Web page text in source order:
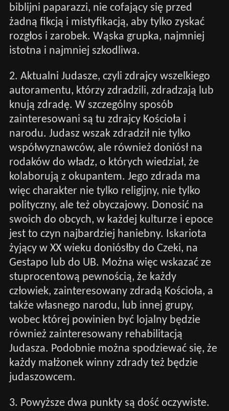
biblijni paparazzi, nie cofający się przed
żadną fikcją i mistyfikacją, aby tylko zyskać
rozgłos i zarobek. Wąska grupka, najmniej
istotna i najmniej szkodliwa.
2. Aktualni Judasze, czyli zdrajcy wszelkiego
autoramentu, którzy zdradzili, zdradzają lub
knują zdradę. W szczególny sposób
zainteresowani są tu zdrajcy Kościoła i
narodu. Judasz wszak zdradził nie tylko
współwyznawców, ale również doniósł na
rodaków do władz, o których wiedział, że
kolaborują z okupantem. Jego zdrada ma
więc charakter nie tylko religijny, nie tylko
polityczny, ale też obyczajowy. Donosić na
swoich do obcych, w każdej kulturze i epoce
jest to czyn najbardziej haniebny. Iskariota
żyjący w XX wieku doniósłby do Czeki, na
Gestapo lub do UB. Można więc wskazać ze
stuprocentową pewnością, że każdy
człowiek, zainteresowany zdradą Kościoła, a
także własnego narodu, lub innej grupy,
wobec której powinien być lojalny będzie
również zainteresowany rehabilitacją
Judasza. Podobnie można spodziewać się, że
każdy małżonek winny zdrady też będzie
judaszowcem.
3. Powyższe dwa punkty są dość oczywiste.